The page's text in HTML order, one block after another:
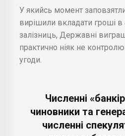
У якийсь момент
вирішили вкладати гроші в
залізниць, Державні
практично ніяк не
угоди.
Численні
чиновники та
численні